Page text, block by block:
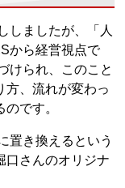
しましたが、「人
から経営視点で
けられ、このこと
方、流れが変わっ
です。
置き換えるという
口さんのオリジナ